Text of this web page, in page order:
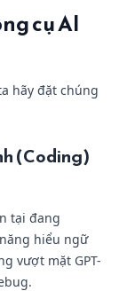
cụ AI
hãy đặt chúng
(Coding)
tại đang
hiểu ngữ
vượt mặt GPT-